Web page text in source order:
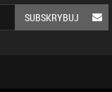
SUBSKRYBUJ